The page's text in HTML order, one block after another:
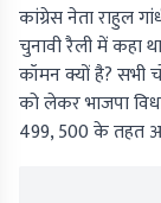
कांग्रेस नेता राहुल
चुनावी रैली में कहा
कॉमन क्यों है? सभी
को लेकर भाजपा
499, 500 के तहत